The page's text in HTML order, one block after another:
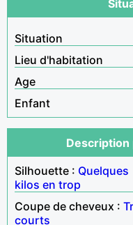
Situation
Lieu d'habitation
Age
Enfant
Description
Silhouette : Quelques
kilos en trop
Coupe de cheveux :
courts